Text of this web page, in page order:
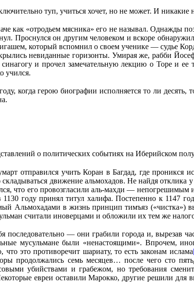
туп, учиться хочет, но не может. И никакие
как «отродьем мясника» его не называл. Однажды
Проснулся он другим человеком и вскоре
который вспомнил о своем ученике — судье
невиданные горизонты. Умирая же, рабби
и прочел замечательную лекцию о Торе и ее
учился.
когда герою биографии исполняется то ли десять,
о политических событиях на Иберийском
отправился учить Коран в Багдад, где проникся
движение альмохадов. Не найдя
что его провозгласили аль-махди —
году принял титул халифа. Постепенно к 1147
Альмохадами в жизнь принцип тимъяз («чистка»)
считали иноверцами и обложили их тем же
последовательно — они грабили города и, вырезав
мусульмане были «ненастоящими». Впрочем,
это противоречит шариату, то есть законам ислама
продолжались семь месяцев… после чего сто
убийствами и грабежом, но требования
евреи оставили Марокко, другие решили